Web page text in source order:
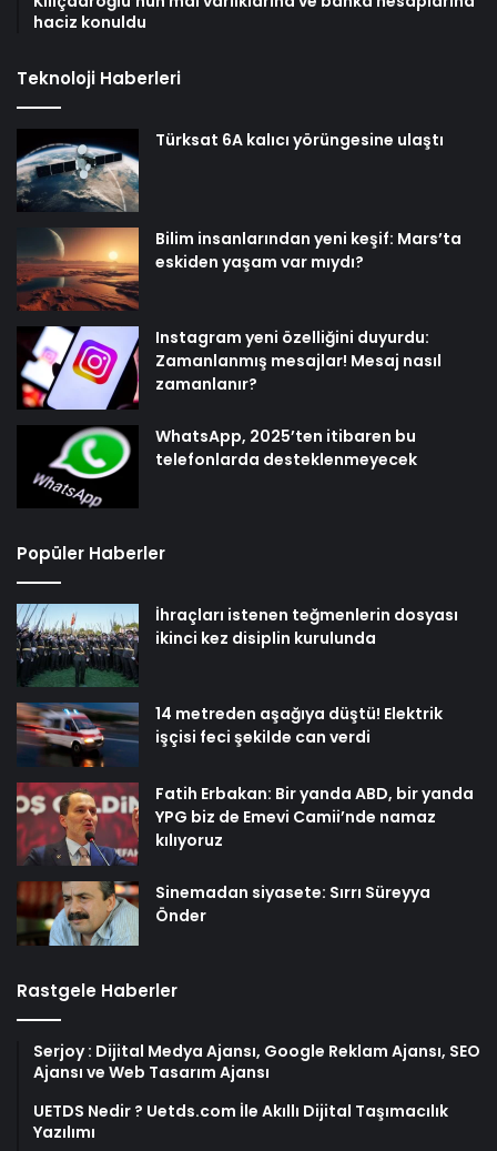
haciz konuldu
Teknoloji Haberleri
Türksat 6A kalıcı yörüngesine ulaştı
Bilim insanlarından yeni keşif: Mars’ta
eskiden yaşam var mıydı?
Instagram yeni özelliğini duyurdu:
Zamanlanmış mesajlar! Mesaj nasıl
zamanlanır?
WhatsApp, 2025’ten itibaren bu
telefonlarda desteklenmeyecek
Popüler Haberler
İhraçları istenen teğmenlerin dosyası
ikinci kez disiplin kurulunda
14 metreden aşağıya düştü! Elektrik
işçisi feci şekilde can verdi
Fatih Erbakan: Bir yanda ABD, bir yanda
YPG biz de Emevi Camii’nde namaz
kılıyoruz
Sinemadan siyasete: Sırrı Süreyya
Önder
Rastgele Haberler
Serjoy : Dijital Medya Ajansı, Google Reklam Ajansı, SEO
Ajansı ve Web Tasarım Ajansı
UETDS Nedir ? Uetds.com İle Akıllı Dijital Taşımacılık
Yazılımı